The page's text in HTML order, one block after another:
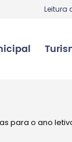
Leitura
para o ano